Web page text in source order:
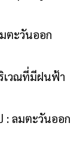
ตะวันออก
เวณที่มีฝนฟ้า
: ลมตะวันออก